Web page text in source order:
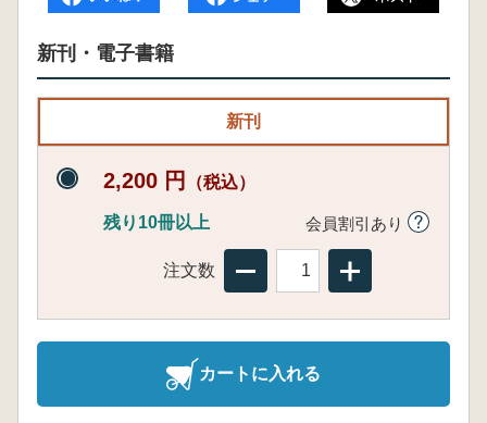
新刊・電子書籍
新刊
2,200 円 （税込）
残り10冊以上 会員割引あり
注文数
カートに入れる